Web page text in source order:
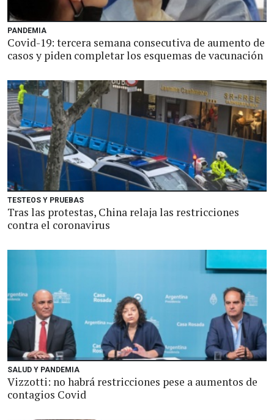
PANDEMIA
Covid-19: tercera semana consecutiva de aumento de
casos y piden completar los esquemas de vacunación
TESTEOS Y PRUEBAS
Tras las protestas, China relaja las restricciones
contra el coronavirus
SALUD Y PANDEMIA
Vizzotti: no habrá restricciones pese a aumentos de
contagios Covid